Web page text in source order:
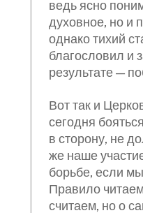
ведь ясно
духовное, но и
однако тихий
благословил и
результате —
Вот так и
сегодня
в сторону, не
же наше
борьбе, если
Правило
считаем, но о